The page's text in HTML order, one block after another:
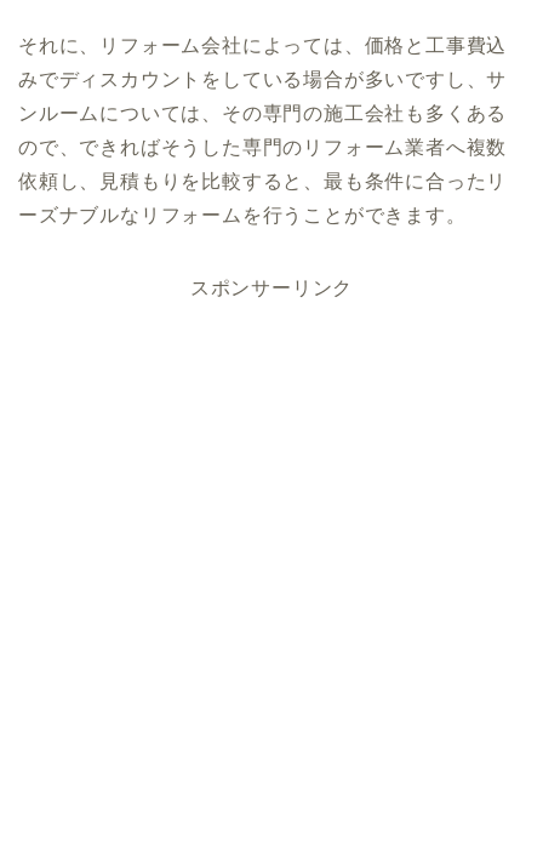
それに、リフォーム会社によっては、価格と工事費込
みでディスカウントをしている場合が多いですし、サ
ンルームについては、その専門の施工会社も多くある
ので、できればそうした専門のリフォーム業者へ複数
依頼し、見積もりを比較すると、最も条件に合ったリ
ーズナブルなリフォームを行うことができます。
スポンサーリンク